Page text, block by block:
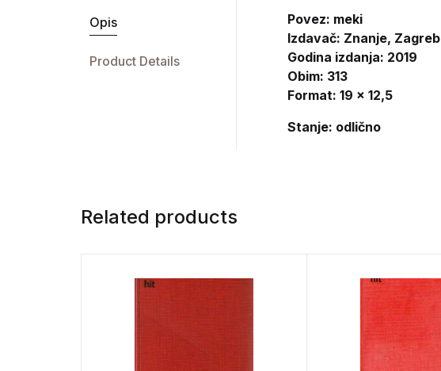
Opis
Product Details
Povez: meki
Izdavač: Znanje, Zagreb
Godina izdanja: 2019
Obim: 313
Format: 19 x 12,5
Stanje: odlično
Related products